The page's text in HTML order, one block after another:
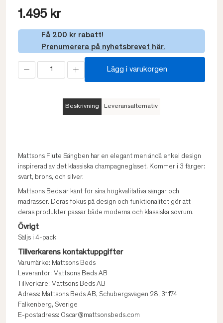
1.495 kr
Få 200 kr rabatt!
Prenumerera på nyhetsbrevet här.
Lägg i varukorgen
Beskrivning Leveransalternativ
Mattsons Flute Sängben har en elegant men ändå enkel design
inspirerad av det klassiska champagneglaset. Kommer i 3 färger:
svart, brons, och silver.
Mattsons Beds är känt för sina högkvalitativa sängar och
madrasser. Deras fokus på design och funktionalitet gör att
deras produkter passar både moderna och klassiska sovrum.
Övrigt
Säljs i 4-pack
Tillverkarens kontaktuppgifter
Varumärke: Mattsons Beds
Leverantör: Mattsons Beds AB
Tillverkare: Mattsons Beds AB
Adress: Mattsons Beds AB, Schubergsvägen 28, 31174
Falkenberg, Sverige
E-postadress: Oscar@mattsonsbeds.com